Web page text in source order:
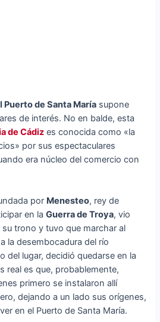
Puerto de Santa María supone
de interés. No en balde, esta
de Cádiz es conocida como «la
por sus espectaculares
era núcleo del comercio con
por Menesteo, rey de
en laGuerra de Troya, vio
trono y tuvo que marchar al
la desembocadura del río
del lugar, decidió quedarse en la
real es que, probablemente,
primero se instalaron allí
dejando a un lado sus orígenes,
en el Puerto de Santa María.